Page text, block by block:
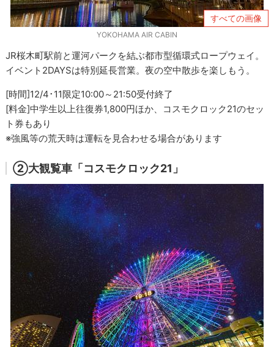
すべての画像
YOKOHAMA AIR CABIN
JR桜木町駅前と運河パークを結ぶ都市型循環式ロープウェイ。
イベント2DAYSは特別延長営業。夜の空中散歩を楽しもう。
[時間]12/4･11限定10:00～21:50受付終了
[料金]中学生以上往復券1,800円ほか、コスモクロック21のセッ
ト券もあり
※強風等の荒天時は運転を見合わせる場合があります
②大観覧車「コスモクロック21」